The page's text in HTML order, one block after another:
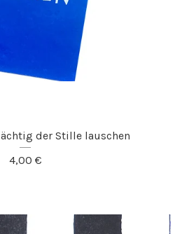
der Stille lauschen
4,00 €